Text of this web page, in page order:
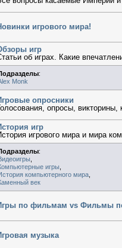
игрового мира!
игр
об играх. Какие
:
Monk
опросники
опросы, викторины,
игр
игрового мира и мира
:
игры
компьютерного мира
век
по фильмам vs Фильмы
музыка